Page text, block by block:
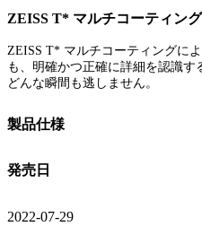
ZEISS T* マルチコーティング
ZEISS T* マルチコーティングに
も、明確かつ正確に詳細を認識す
どんな瞬間も逃しません。
製品仕様
発売日
2022-07-29